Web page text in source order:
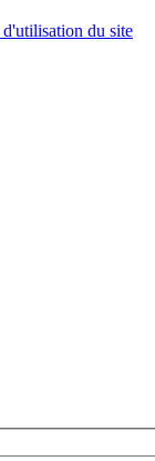
du site